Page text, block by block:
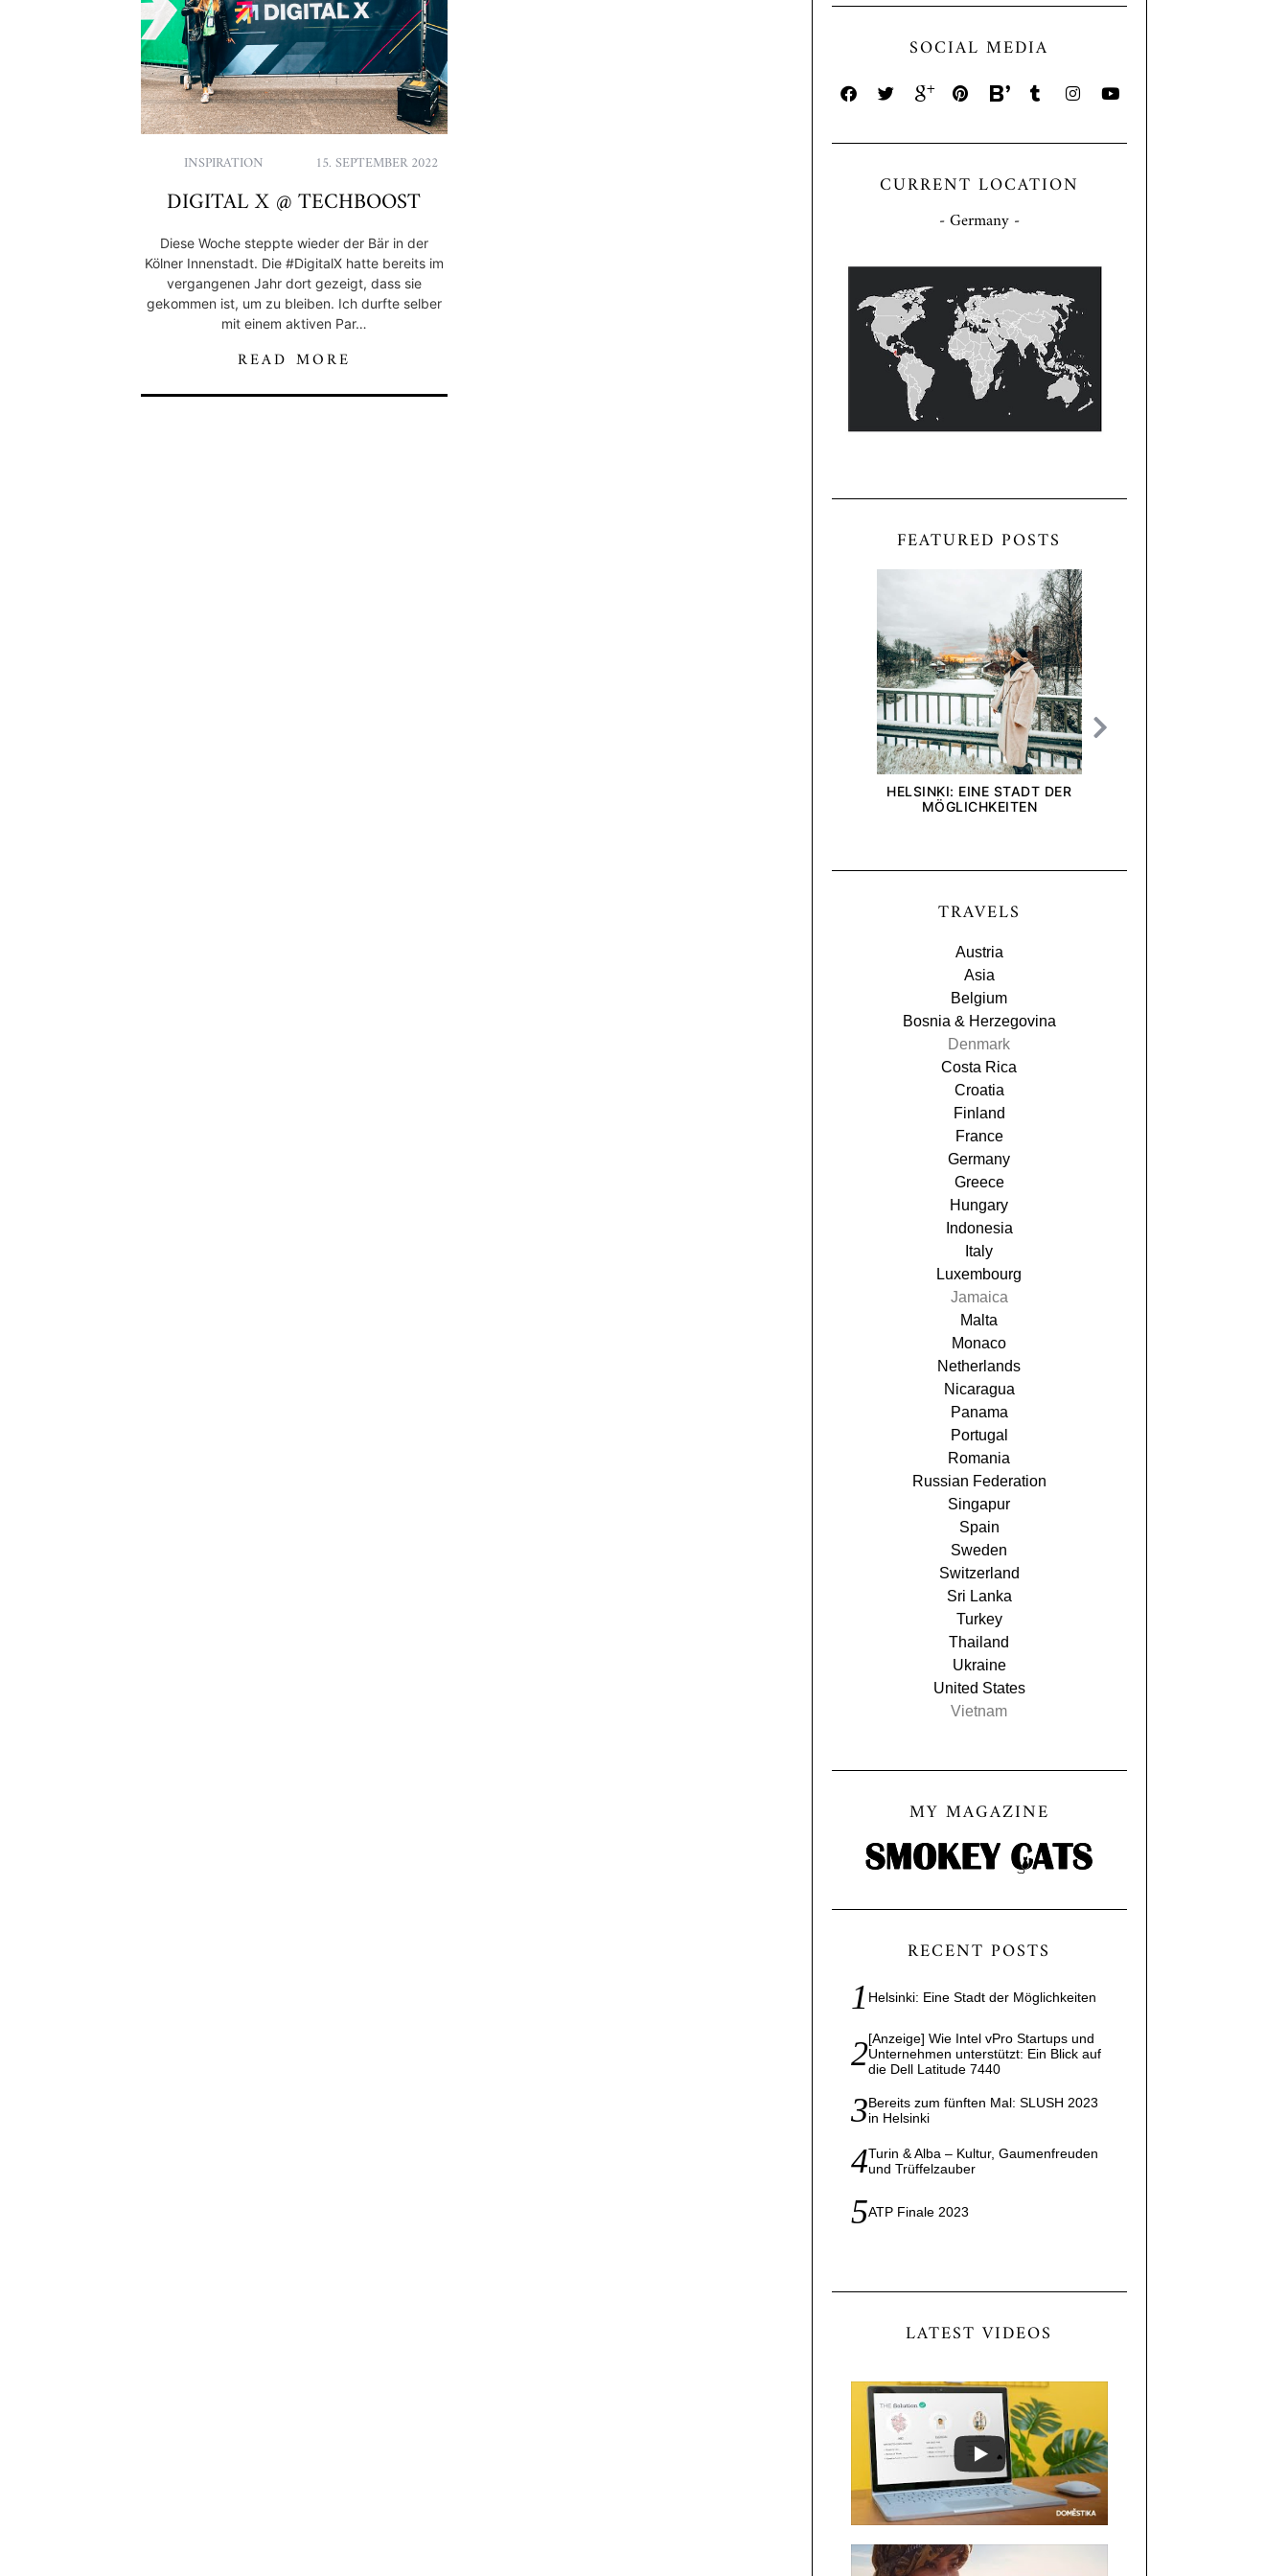
INSPIRATION 15. SEPTEMBER 2022
DIGITAL X @ TECHBOOST
Diese Woche steppte wieder der Bär in der
Kölner Innenstadt. Die #DigitalX hatte bereits im
vergangenen Jahr dort gezeigt, dass sie
gekommen ist, um zu bleiben. Ich durfte selber
mit einem aktiven Par…
READ MORE
SOCIAL MEDIA
CURRENT LOCATION
- Germany -
FEATURED POSTS
HELSINKI: EINE STADT DER
MÖGLICHKEITEN
TRAVELS
Austria
Asia
Belgium
Bosnia & Herzegovina
Denmark
Costa Rica
Croatia
Finland
France
Germany
Greece
Hungary
Indonesia
Italy
Luxembourg
Jamaica
Malta
Monaco
Netherlands
Nicaragua
Panama
Portugal
Romania
Russian Federation
Singapur
Spain
Sweden
Switzerland
Sri Lanka
Turkey
Thailand
Ukraine
United States
Vietnam
MY MAGAZINE
RECENT POSTS
Helsinki: Eine Stadt der Möglichkeiten
[Anzeige] Wie Intel vPro Startups und
Unternehmen unterstützt: Ein Blick auf
die Dell Latitude 7440
Bereits zum fünften Mal: SLUSH 2023
in Helsinki
Turin & Alba – Kultur, Gaumenfreuden
und Trüffelzauber
ATP Finale 2023
LATEST VIDEOS